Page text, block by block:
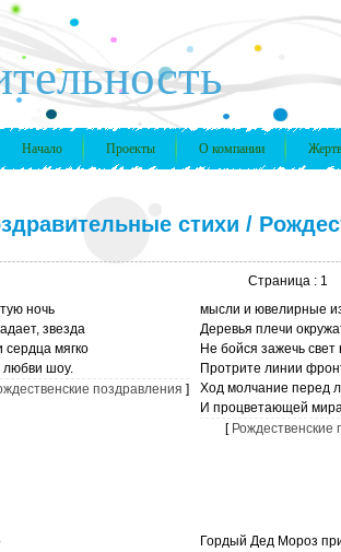
Начало Проекты О компании
стихи /
Страница : 1
ночь
звезда
мягко
любви шоу.
поздравления ]
мысли и ювелирные
Деревья плечи
Не бойся зажечь свет
Протрите линии
Ход молчание перед
И процветающей
[ Рождественские
Гордый Дед Мороз